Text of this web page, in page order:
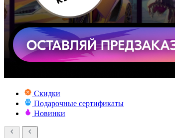
Скидки
Подарочные сертификаты
Новинки